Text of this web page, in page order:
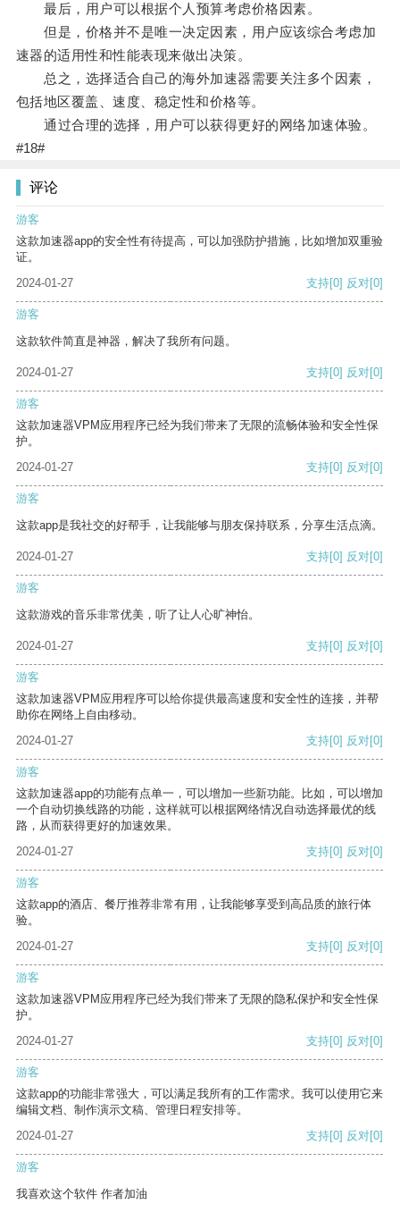
最后，用户可以根据个人预算考虑价格因素。
但是，价格并不是唯一决定因素，用户应该综合考虑加
速器的适用性和性能表现来做出决策。
总之，选择适合自己的海外加速器需要关注多个因素，
包括地区覆盖、速度、稳定性和价格等。
通过合理的选择，用户可以获得更好的网络加速体验。
#18#
评论
游客
这款加速器app的安全性有待提高，可以加强防护措施，比如增加双重验
证。
2024-01-27
支持[0] 反对[0]
游客
这款软件简直是神器，解决了我所有问题。
2024-01-27 支持[0] 反对[0]
游客
这款加速器VPM应用程序已经为我们带来了无限的流畅体验和安全性保
护。
2024-01-27
支持[0] 反对[0]
游客
这款app是我社交的好帮手，让我能够与朋友保持联系，分享生活点滴。
2024-01-27 支持[0] 反对[0]
游客
这款游戏的音乐非常优美，听了让人心旷神怡。
2024-01-27 支持[0] 反对[0]
游客
这款加速器VPM应用程序可以给你提供最高速度和安全性的连接，并帮
助你在网络上自由移动。
2024-01-27
支持[0] 反对[0]
游客
这款加速器app的功能有点单一，可以增加一些新功能。比如，可以增加
一个自动切换线路的功能，这样就可以根据网络情况自动选择最优的线
路，从而获得更好的加速效果。
2024-01-27
支持[0] 反对[0]
游客
这款app的酒店、餐厅推荐非常有用，让我能够享受到高品质的旅行体
验。
2024-01-27
支持[0] 反对[0]
游客
这款加速器VPM应用程序已经为我们带来了无限的隐私保护和安全性保
护。
2024-01-27
支持[0] 反对[0]
游客
这款app的功能非常强大，可以满足我所有的工作需求。我可以使用它来
编辑文档、制作演示文稿、管理日程安排等。
2024-01-27
支持[0] 反对[0]
游客
我喜欢这个软件 作者加油